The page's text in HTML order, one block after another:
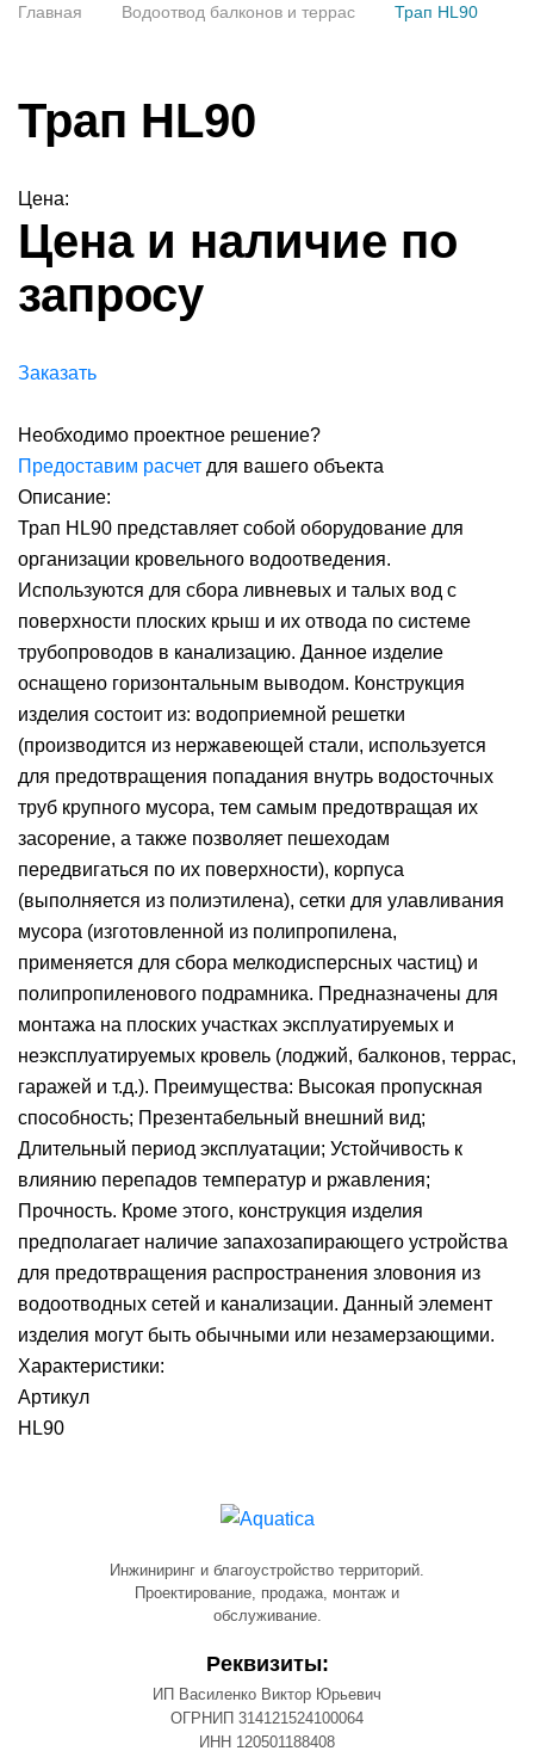
Главная Водоотвод балконов и террас Трап HL90
Трап HL90
Цена:
Цена и наличие по
запросу
Заказать
Необходимо проектное решение?
Предоставим расчет для вашего объекта
Описание:
Трап HL90 представляет собой оборудование для
организации кровельного водоотведения.
Используются для сбора ливневых и талых вод с
поверхности плоских крыш и их отвода по системе
трубопроводов в канализацию. Данное изделие
оснащено горизонтальным выводом. Конструкция
изделия состоит из: водоприемной решетки
(производится из нержавеющей стали, используется
для предотвращения попадания внутрь водосточных
труб крупного мусора, тем самым предотвращая их
засорение, а также позволяет пешеходам
передвигаться по их поверхности), корпуса
(выполняется из полиэтилена), сетки для улавливания
мусора (изготовленной из полипропилена,
применяется для сбора мелкодисперсных частиц) и
полипропиленового подрамника. Предназначены для
монтажа на плоских участках эксплуатируемых и
неэксплуатируемых кровель (лоджий, балконов, террас,
гаражей и т.д.). Преимущества: Высокая пропускная
способность; Презентабельный внешний вид;
Длительный период эксплуатации; Устойчивость к
влиянию перепадов температур и ржавления;
Прочность. Кроме этого, конструкция изделия
предполагает наличие запахозапирающего устройства
для предотвращения распространения зловония из
водоотводных сетей и канализации. Данный элемент
изделия могут быть обычными или незамерзающими.
Характеристики:
Артикул
HL90
Инжиниринг и благоустройство территорий.
Проектирование, продажа, монтаж и
обслуживание.
Реквизиты:
ИП Василенко Виктор Юрьевич
ОГРНИП 314121524100064
ИНН 120501188408